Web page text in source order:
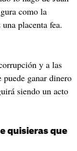
como la
placenta fea.
y a las
ganar dinero
siendo un acto
quisieras que